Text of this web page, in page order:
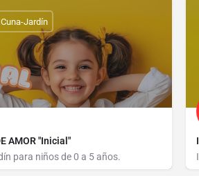
AMOR "Inicial"
para niños de 0 a 5 años.
Jardín